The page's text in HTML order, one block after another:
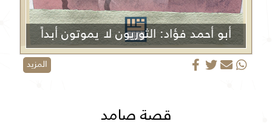
أبو أحمد فؤاد: الثوريون لا يموتون أبداً
المزيد
قصة صامد